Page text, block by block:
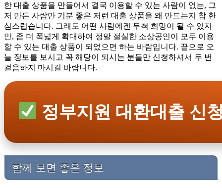
한 대출 상품을 만들어서 결국 이용할 수 있는 사람이 없는, 그
저 만든 사람만 기분 좋은 저런 대출 상품을 왜 만드는지 참 한
심스럽습니다. 그래도 어떤 사람에겐 무척 희망이 될 수 있지
만, 좀 더 폭넓게 확대하여 정말 절실한 소상공인이 모두 이용
할 수 있는 대출 상품이 되었으면 하는 바람입니다. 끝으로 오
늘 정보를 보시고 꼭 해당이 되시는 분들만 신청하셔서 두 번
걸음하지 마시길 바랍니다.
정부지원 대환대출 신
함께 보면 좋은 정보